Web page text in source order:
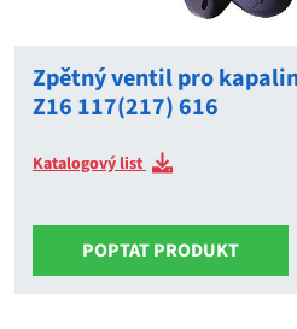
Zpětný ventil pro
Z16 117(217) 616
Katalogový list
POPTAT PRODUKT